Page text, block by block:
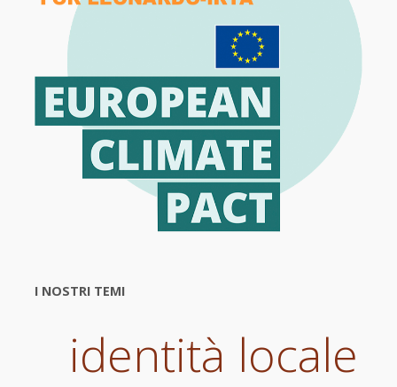
I NOSTRI TEMI
identità locale